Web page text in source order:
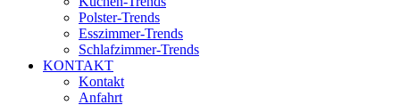
Polster-Trends
Esszimmer-Trends
Schlafzimmer-Trends
KONTAKT
Kontakt
Anfahrt